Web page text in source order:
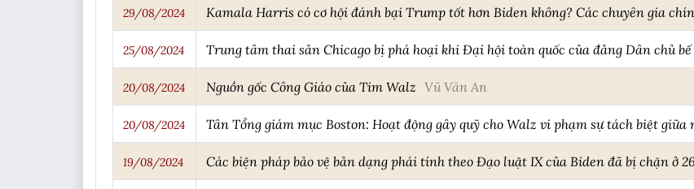
29/08/2024 Kamala Harris có cơ hội đánh bại Trump tốt hơn Biden không? Các chuyên gia
25/08/2024 Trung tâm thai sản Chicago bị phá hoại khi Đại hội toàn quốc của đảng Dân chủ bế
20/08/2024 Nguồn gốc Công Giáo của Tim Walz Vũ Văn An
20/08/2024 Tân Tổng giám mục Boston: Hoạt động gây quỹ cho Walz vi phạm sự tách biệt giữa
19/08/2024 Các biện pháp bảo vệ bản dạng phái tính theo Đạo luật IX của Biden đã bị chặn ở